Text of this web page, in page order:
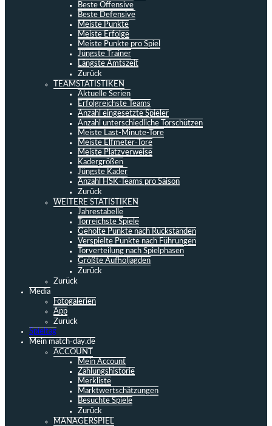
Beste Offensive
Beste Defensive
Meiste Punkte
Meiste Erfolge
Meiste Punkte pro Spiel
Jüngste Trainer
Längste Amtszeit
Zurück
TEAMSTATISTIKEN
Aktuelle Serien
Erfolgreichste Teams
Anzahl eingesetzte Spieler
Anzahl unterschiedliche Torschützen
Meiste Last-Minute-Tore
Meiste Elfmeter-Tore
Meiste Platzverweise
Kadergrößen
Jüngste Kader
Anzahl HSK-Teams pro Saison
Zurück
WEITERE STATISTIKEN
Jahrestabelle
Torreichste Spiele
Geholte Punkte nach Rückständen
Verspielte Punkte nach Führungen
Torverteilung nach Spielphasen
Größte Aufholjagden
Zurück
Zurück
Media
Fotogalerien
App
Zurück
Spieltag
Mein match-day.de
ACCOUNT
Mein Account
Zahlungshistorie
Merkliste
Marktwertschätzungen
Besuchte Spiele
Zurück
MANAGERSPIEL